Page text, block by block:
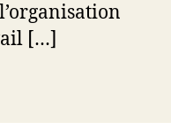
[…]